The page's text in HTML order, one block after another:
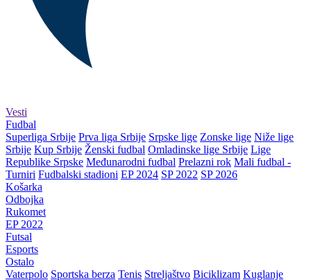
Vesti
Fudbal
Superliga Srbije Prva liga Srbije Srpske lige Zonske lige Niže lige
Srbije Kup Srbije Ženski fudbal Omladinske lige Srbije Lige
Republike Srpske Međunarodni fudbal Prelazni rok Mali fudbal -
Turniri Fudbalski stadioni EP 2024 SP 2022 SP 2026
Košarka
Odbojka
Rukomet
EP 2022
Futsal
Esports
Ostalo
Vaterpolo Sportska berza Tenis Streljaštvo Biciklizam Kuglanje